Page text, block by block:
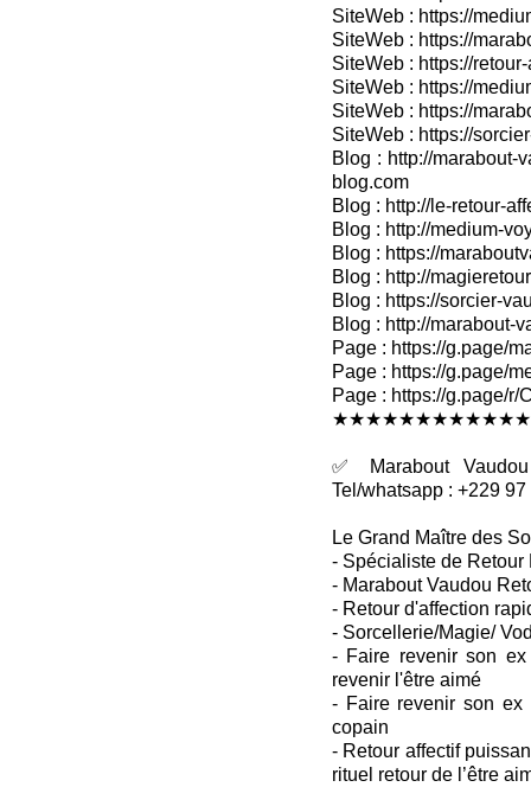
SiteWeb : https://
SiteWeb : https://
SiteWeb : https://
SiteWeb : https://
SiteWeb : https://
SiteWeb : https://
Blog : http://marabout-
blog.com
Blog : http://le-retour-
Blog : http://medium-
Blog : https://
Blog : http://
Blog : https://sorcier-
Blog : http://marabout-
Page : https://g.page/
Page : https://g.page/
Page : https://g.page/
✅ Marabout
Tel/whatsapp : +229
Le Grand Maître des
- Spécialiste de Retour
- Marabout Vaudou
- Retour d'affection
- Sorcellerie/Magie/
- Faire revenir son
revenir l'être aimé
- Faire revenir son ex
copain
- Retour affectif
rituel retour de l’être